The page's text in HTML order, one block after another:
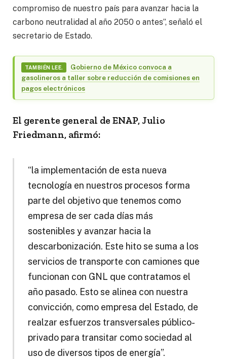
compromiso de nuestro país para avanzar hacia la
carbono neutralidad al año 2050 o antes”, señaló el
secretario de Estado.
TAMBIÉN LEE.
Gobierno de México convoca a
gasolineros a taller sobre reducción de comisiones en
pagos electrónicos
El gerente general de ENAP, Julio
Friedmann, afirmó:
“la implementación de esta nueva
tecnología en nuestros procesos forma
parte del objetivo que tenemos como
empresa de ser cada días más
sostenibles y avanzar hacia la
descarbonización. Este hito se suma a los
servicios de transporte con camiones que
funcionan con GNL que contratamos el
año pasado. Esto se alinea con nuestra
convicción, como empresa del Estado, de
realzar esfuerzos transversales público-
privado para transitar como sociedad al
uso de diversos tipos de energía”.